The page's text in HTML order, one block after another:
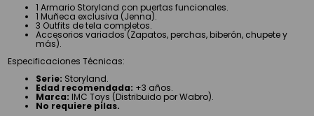
1 Armario Storyland con puertas funcionales.
1 Muñeca exclusiva (Jenna).
3 Outfits de tela completos.
Accesorios variados (Zapatos, perchas, biberón, chupete y
más).
Especificaciones Técnicas:
Serie: Storyland.
Edad recomendada: +3 años.
Marca: IMC Toys (Distribuido por Wabro).
No requiere pilas.